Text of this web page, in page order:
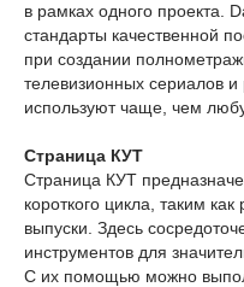
в рамках одного проекта.
стандарты качественной
при создании
телевизионных сериалов
используют чаще, чем
Страница КУТ
Страница КУТ
короткого цикла, таким
выпуски. Здесь
инструментов для
С их помощью можно